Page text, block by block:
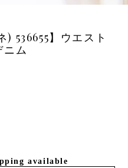
) 536655】ウエスト
ニム
available